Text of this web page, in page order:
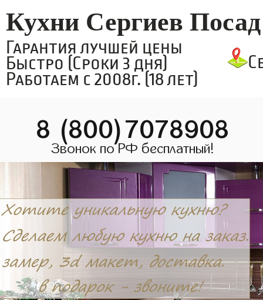
Кухни Сергиев Посад
Гарантия лучшей цены
Быстро (Сроки 3 дня)
Работаем с 2008г. (18 лет)
8 (800)7078908
Звонок по РФ бесплатный!